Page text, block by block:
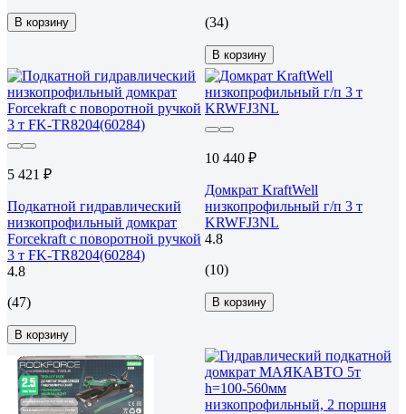
В корзину
(34)
В корзину
5 421 ₽
Подкатной гидравлический
низкопрофильный домкрат
Forcekraft с поворотной ручкой
3 т FK-TR8204(60284)
4.8
(47)
В корзину
10 440 ₽
Домкрат KraftWell
низкопрофильный г/п 3 т
KRWFJ3NL
4.8
(10)
В корзину